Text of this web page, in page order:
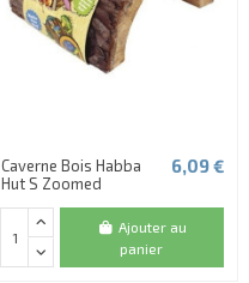
Caverne Bois Habba
Hut S Zoomed
6,09 €
Ajouter au
panier